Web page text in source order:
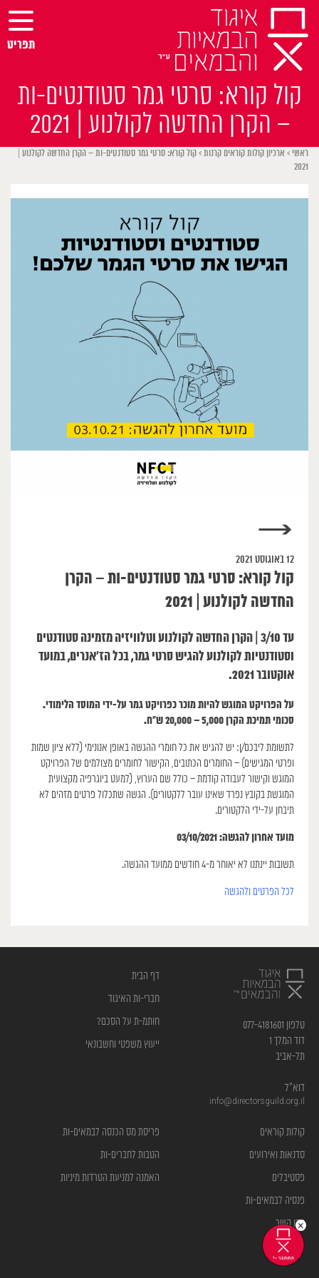
Skip
content
קול קורא: סרטי גמר סטודנטים-ות
– הקרן החדשה לקולנוע | 2021
תפריט
ראשי > ארכיון קולות קוראים קרנות > קול קורא: סרטי גמר סטודנטים-ות – הקרן החדשה לקולנוע |
2021
→
12 באוגוסט 2021
קול קורא: סרטי גמר סטודנטים-ות – הקרן
החדשה לקולנוע | 2021
עד 3/10 | הקרן החדשה לקולנוע וטלוויזיה מזמינה סטודנטים
וסטודנטיות לקולנוע להגיש סרטי גמר, בכל הז’אנרים, במועד
אוקטובר 2021.
על הפרויקט המוגש להיות מוכר כפרויקט גמר על-ידי המוסד הלימודי.
סכומי תמיכת הקרן 5,000 – 20,000 ש”ח.
לתשומת ליבכם/ן: יש להגיש את כל חומרי ההגשה באופן אנונימי (ללא ציון שמות
ופרטי המגישים) – החומרים הכתובים, הקישור לחומרים מצולמים של הפרויקט
המוגש וקישור לעבודה קודמת – כולל שם הערוץ, (למעט ביוגרפיה מקצועית
המוגשת בקובץ נפרד שאינו עובר ללקטורים). הגשה שתכלול פרטים מזהים לא
תיבחן על-ידי הלקטורים.
מועד אחרון להגשה: 03/10/2021
תשובות יינתנו לא יאוחר מ-4 חודשים ממועד ההגשה.
לכל הפרטים ולהגשה
טלפון 077-4181601
דוד המלך 1
תל-אביב
דוא”ל
info@directorsguild.org.il
דף הבית
חברי-ות האיגוד
חותמ-ת על הסכם?
ייעוץ משפטי וחשבונאי
קולות קוראים
סדנאות ואירועים
פסטיבלים
פנסיה לבמאים-ות
צרו קשר
פריסת מס הכנסה לבמאים-ות
הטבות לחברים-ות
האמנה למניעת הטרדות מיניות
×